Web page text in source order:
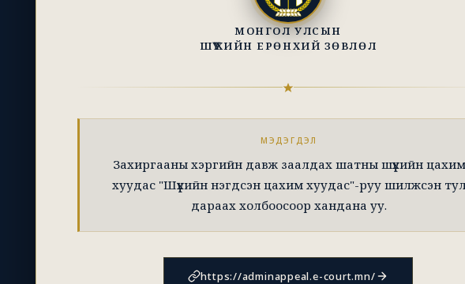
МОНГОЛ УЛСЫН
ШҮҮХИЙН ЕРӨНХИЙ ЗӨВЛӨЛ
МЭДЭГДЭЛ
Захиргааны хэргийн давж заалдах шатны шүүхийн цахим
хуудас "Шүүхийн нэгдсэн цахим хуудас"-руу шилжсэн
дараах холбоосоор хандана уу.
https://adminappeal.e-court.mn/